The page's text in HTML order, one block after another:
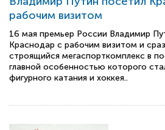
рабочим визитом
16 мая премьер России Владимир
Краснодар с рабочим визитом и
строящийся мегаспорткомплекс в
главной особенностью которого
фигурного катания и хоккея..